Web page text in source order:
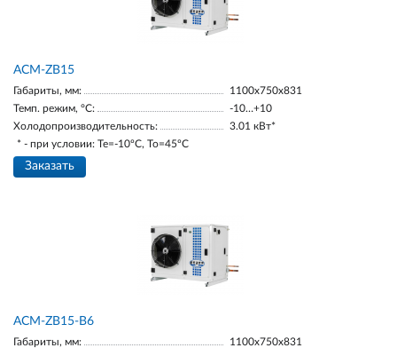
ACM-ZB15
Габариты, мм:
1100х750х831
Темп. режим, °С:
-10…+10
Холодопроизводительность:
3.01 кВт*
* - при условии: Te=-10ºC, To=45ºC
Заказать
ACM-ZB15-В6
Габариты, мм:
1100х750х831